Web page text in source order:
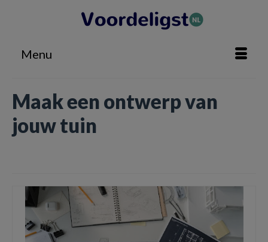
Menu
Maak een ontwerp van
jouw tuin